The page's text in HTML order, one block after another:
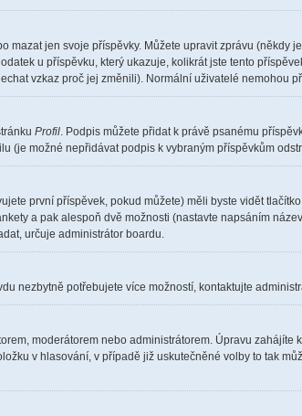
mazat jen svoje příspěvky. Můžete upravit zprávu (někdy
u příspěvku, který ukazuje, kolikrát jste tento
vzkaz proč jej změnili). Normální uživatelé nemohou
Profil. Podpis můžete přidat k právě psanému
(je možné nepřidávat podpis k vybraným příspěvkům
první příspěvek, pokud můžete) měli byste vidět tlačítko
a pak alespoň dvě možnosti (nastavte napsáním
určuje administrátor boardu.
nezbytně potřebujete více možností, kontaktujte
moderátorem nebo administrátorem. Úpravu
v hlasování, v případě již uskutečněné volby to tak